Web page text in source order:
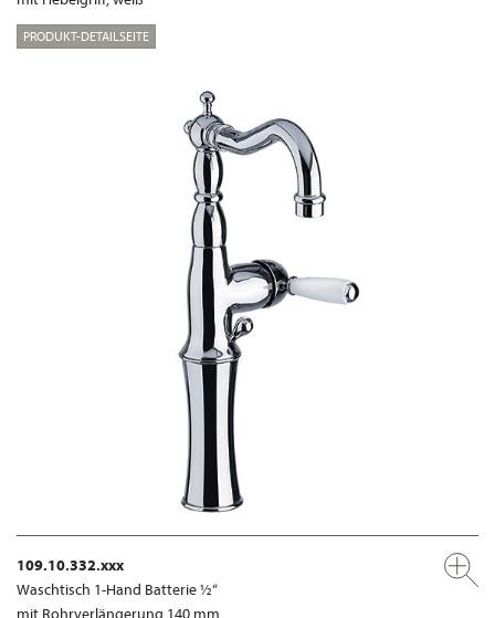
PRODUKT-DETAILSEITE
109.10.332.xxx
Waschtisch 1-Hand Batterie ½“
mit Rohrverlängerung 140 mm